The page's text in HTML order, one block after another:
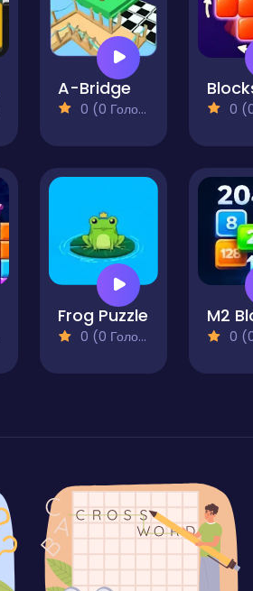
A-Bridge
0 (0 Голосів) 0 (0
Frog Puzzle
0 (0 Голосів) 0 (0